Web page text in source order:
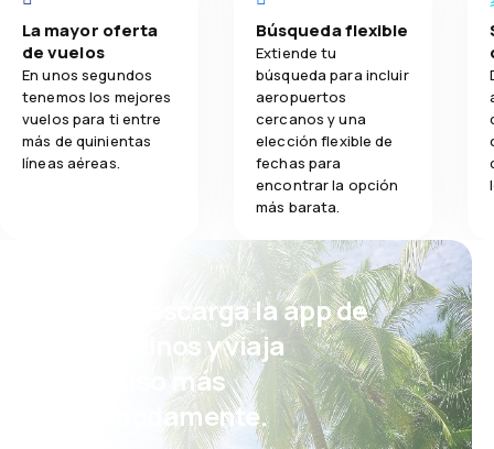
Comodidad de viaje 1.0
Transporte de equipaje 3.0
Comidas 1.0
Comodidad
Transporte
La mayor oferta
de vuelos
En unos segundos
tenemos los mejores
vuelos para ti entre
más de quinientas
líneas aéreas.
Búsqueda flexible
Extiende tu
búsqueda para incluir
aeropuertos
cercanos y una
elección flexible de
fechas para
encontrar la opción
más barata.
¡Eh! Descarga la app de
eDestinos y viaja
incluso más
cómodamente.